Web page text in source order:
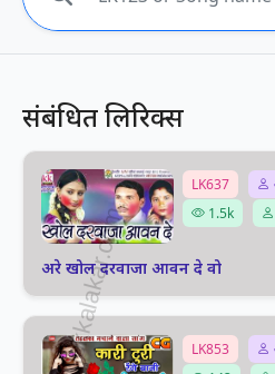
संबंधित लिरिक्स
LK637
1.5k
अरे खोल दरवाजा आवन दे वो
LK853